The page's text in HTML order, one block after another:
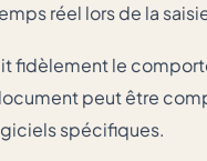
réel lors de la
fidèlement le
peut être
spécifiques.